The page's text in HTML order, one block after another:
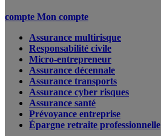
compte Mon compte
Assurance multirisque
Responsabilité civile
Micro-entrepreneur
Assurance décennale
Assurance transports
Assurance cyber risques
Assurance santé
Prévoyance entreprise
Épargne retraite professionnelle